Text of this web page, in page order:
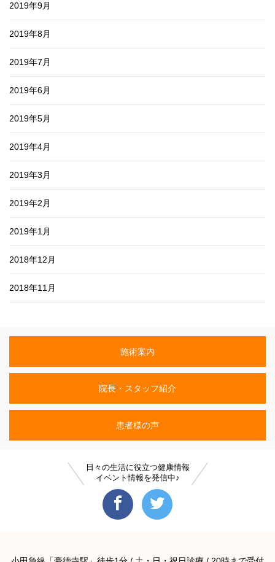
2019年9月
2019年8月
2019年7月
2019年6月
2019年5月
2019年4月
2019年3月
2019年2月
2019年1月
2018年12月
2018年11月
施術案内
院長・スタッフ紹介
患者様の声
日々の生活に役立つ健康情報
イベント情報を発信中♪